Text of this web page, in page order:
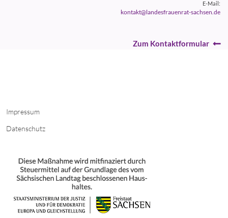
E-Mail:
kontakt@landesfrauenrat-sachsen.de
Zum Kontaktformular
Impressum
Datenschutz